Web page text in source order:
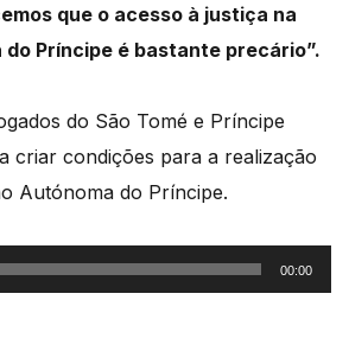
que o acesso à justiça na
do Príncipe é bastante precário”.
do São Tomé e Príncipe
criar condições para a realização
Autónoma do Príncipe.
00:00